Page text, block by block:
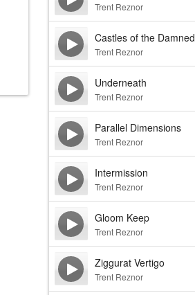
Trent Reznor
Castles of the Damned
Trent Reznor
Underneath
Trent Reznor
Parallel Dimensions
Trent Reznor
Intermission
Trent Reznor
Gloom Keep
Trent Reznor
Ziggurat Vertigo
Trent Reznor